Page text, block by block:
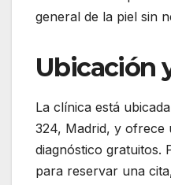
general de la piel sin
Ubicación
La clínica está
324, Madrid, y ofrece
diagnóstico gratuitos.
para reservar una